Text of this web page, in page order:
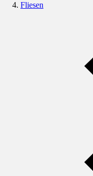
Fliesen